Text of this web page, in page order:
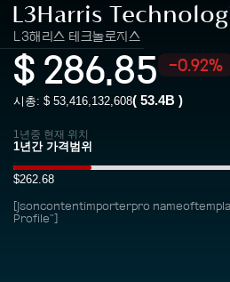
L3Harris
L3해리스 테크놀로지스
$ 286.85 -0.92%
시총: $ 53,416,132,608( 53.4B )
1년중 현재 위치
$262.68
[jsoncontentimporterpro
Profile"]